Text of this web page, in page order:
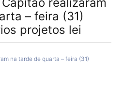
– feira (31)
projetos lei
na tarde de quarta – feira (31)